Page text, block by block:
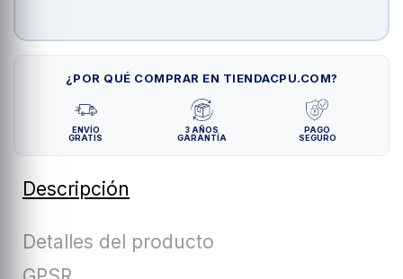
¿POR QUÉ COMPRAR EN TIENDACPU.COM?
ENVÍO
GRATIS
3 AÑOS
GARANTÍA
PAGO
SEGURO
Descripción
Detalles del producto